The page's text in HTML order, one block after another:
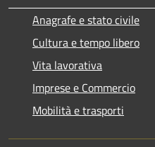
Anagrafe e stato civile
Cultura e tempo libero
Vita lavorativa
Imprese e Commercio
Mobilità e trasporti